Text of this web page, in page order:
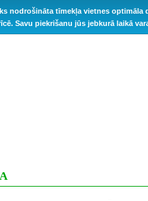
nodrošināta tīmekļa vietnes optimāla
Savu piekrišanu jūs jebkurā laikā